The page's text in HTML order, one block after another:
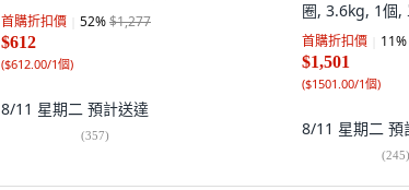
首購折扣價 52%$1,277
$612
($612.00/1個)
8/11 星期二 預計送達
(357)
圈, 3.6kg, 1個,
首購折扣價 11%
$1,501
($1501.00/1個)
8/11 星期二 預
(245)